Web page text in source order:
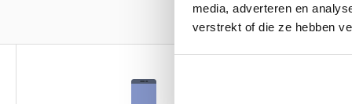
media, adverteren en
verstrekt of die ze hebben